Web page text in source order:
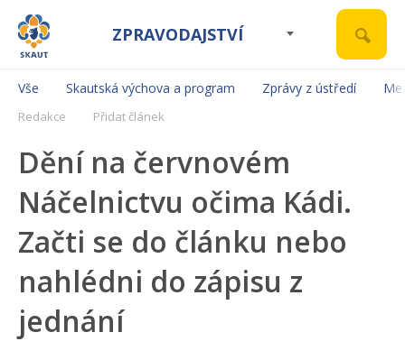
ZPRAVODAJSTVÍ
Vše Skautská výchova a program Zprávy z ústředí
Redakce Přidat článek
Dění na červnovém
Náčelnictvu očima Kádi.
Začti se do článku nebo
nahlédni do zápisu z
jednání